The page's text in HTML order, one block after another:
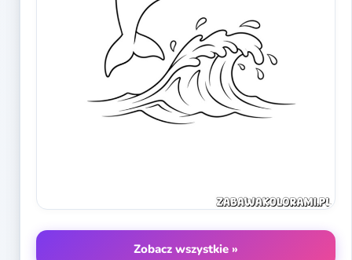
Zobacz wszystkie »